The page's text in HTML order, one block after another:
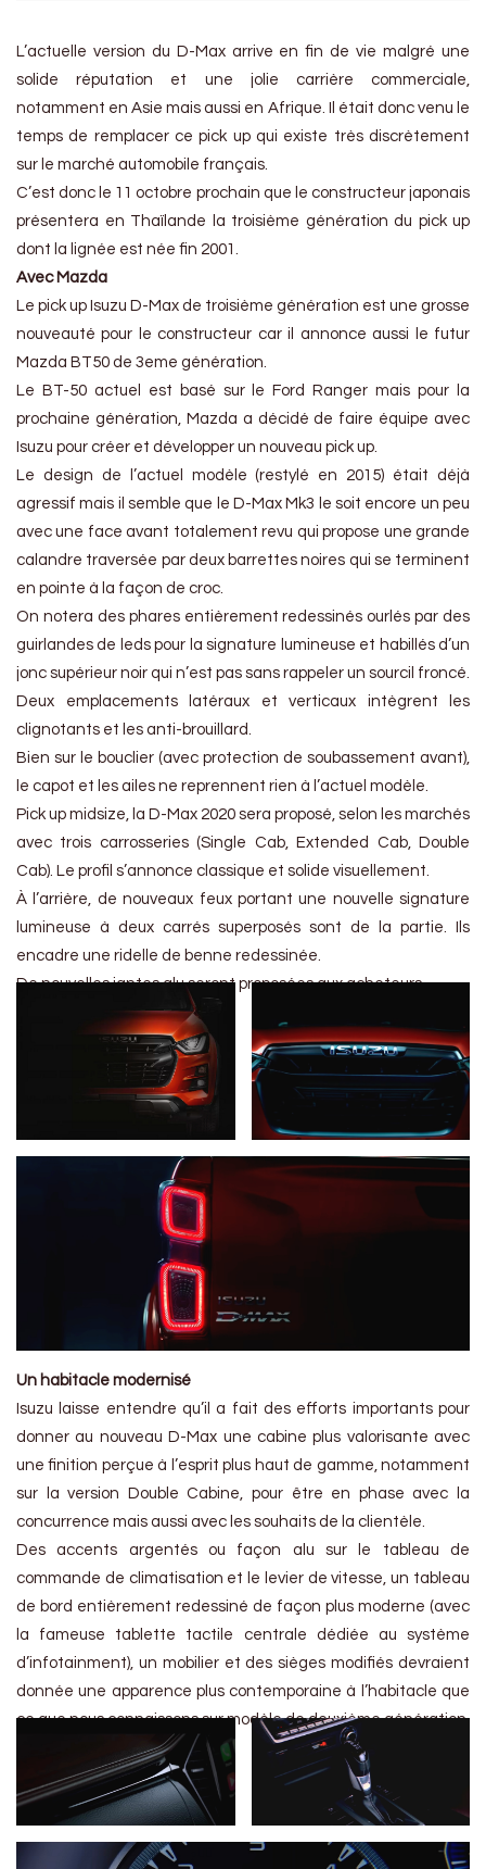
L’actuelle version du D-Max arrive en fin de vie malgré une
solide réputation et une jolie carrière commerciale,
notamment en Asie mais aussi en Afrique. Il était donc venu le
temps de remplacer ce pick up qui existe très discrètement
sur le marché automobile français.
C’est donc le 11 octobre prochain que le constructeur japonais
présentera en Thaïlande la troisième génération du pick up
dont la lignée est née fin 2001.
Avec Mazda
Le pick up Isuzu D-Max de troisième génération est une grosse
nouveauté pour le constructeur car il annonce aussi le futur
Mazda BT50 de 3eme génération.
Le BT-50 actuel est basé sur le Ford Ranger mais pour la
prochaine génération, Mazda a décidé de faire équipe avec
Isuzu pour créer et développer un nouveau pick up.
Le design de l’actuel modèle (restylé en 2015) était déjà
agressif mais il semble que le D-Max Mk3 le soit encore un peu
avec une face avant totalement revu qui propose une grande
calandre traversée par deux barrettes noires qui se terminent
en pointe à la façon de croc.
On notera des phares entièrement redessinés ourlés par des
guirlandes de leds pour la signature lumineuse et habillés d’un
jonc supérieur noir qui n’est pas sans rappeler un sourcil froncé.
Deux emplacements latéraux et verticaux intègrent les
clignotants et les anti-brouillard.
Bien sur le bouclier (avec protection de soubassement avant),
le capot et les ailes ne reprennent rien à l’actuel modèle.
Pick up midsize, la D-Max 2020 sera proposé, selon les marchés
avec trois carrosseries (Single Cab, Extended Cab, Double
Cab). Le profil s’annonce classique et solide visuellement.
À l’arrière, de nouveaux feux portant une nouvelle signature
lumineuse à deux carrés superposés sont de la partie. Ils
encadre une ridelle de benne redessinée.
De nouvelles jantes alu seront proposées aux acheteurs.
Un habitacle modernisé
Isuzu laisse entendre qu’il a fait des efforts importants pour
donner au nouveau D-Max une cabine plus valorisante avec
une finition perçue à l’esprit plus haut de gamme, notamment
sur la version Double Cabine, pour être en phase avec la
concurrence mais aussi avec les souhaits de la clientèle.
Des accents argentés ou façon alu sur le tableau de
commande de climatisation et le levier de vitesse, un tableau
de bord entièrement redessiné de façon plus moderne (avec
la fameuse tablette tactile centrale dédiée au système
d’infotainment), un mobilier et des sièges modifiés devraient
donnée une apparence plus contemporaine à l’habitacle que
ce que nous connaissons sur modèle de deuxième génération.